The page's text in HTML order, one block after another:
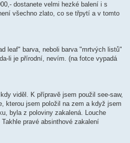
dostanete velmi hezké balení i s
všechno zlato, co se třpytí a v tomto
leaf" barva, neboli barva "mrtvých listů"
li je přírodní, nevím. (na fotce vypadá
viděl. K přípravě jsem použil see-saw,
kterou jsem položil na zem a když jsem
byla z poloviny zakalená. Louche
pravé absinthové zakalení